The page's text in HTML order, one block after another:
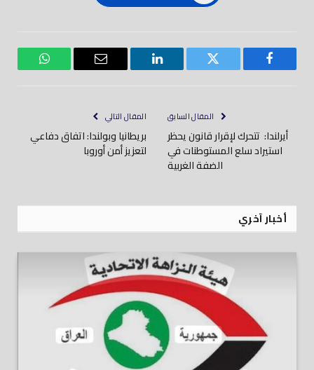
فيسبوك تويتر لينكدود
بريد
واتساب
المقال السابق
أيرلندا: تتحرك لإقرار قانون يحظر
استيراد سلع المستوطنات في
الضفة الغربية
المقال التالي
بريطانيا وبولندا: اتفاق دفاعي
لتعزيز أمن أوروبا
أخبار آخري